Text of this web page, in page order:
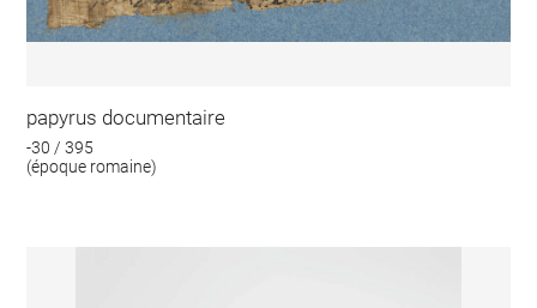
papyrus documentaire
-30 / 395
(époque romaine)